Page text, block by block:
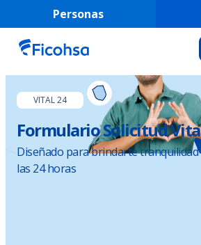
Personas
VITAL 24
Formulario Solicitud
Diseñado para brindarte
las 24 horas